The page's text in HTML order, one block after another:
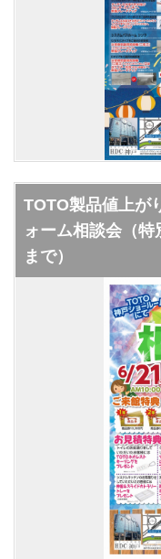
TOTO製品値上が
ォーム相談会（
まで）